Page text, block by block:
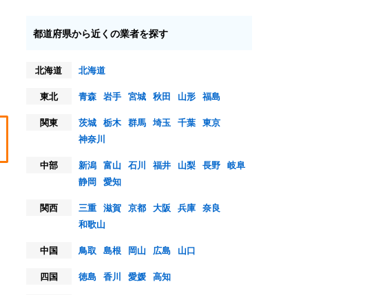
都道府県から近くの業者を探す
北海道
北海道
東北
青森 岩手 宮城 秋田 山形 福島
関東
茨城 栃木 群馬 埼玉 千葉 東京
神奈川
中部
新潟 富山 石川 福井 山梨 長野 岐阜
静岡 愛知
関西
三重 滋賀 京都 大阪 兵庫 奈良
和歌山
中国
鳥取 島根 岡山 広島
山口
四国
徳島 香川 愛媛 高知